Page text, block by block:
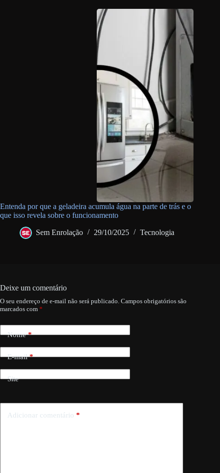
Entenda por que a geladeira acumula água na parte de trás e o
que isso revela sobre o funcionamento
Sem Enrolação 29/10/2025 Tecnologia
Deixe um comentário
O seu endereço de e-mail não será publicado. Campos obrigatórios são
marcados com *
Nome*
E-mail*
Site
Adicionar comentário *